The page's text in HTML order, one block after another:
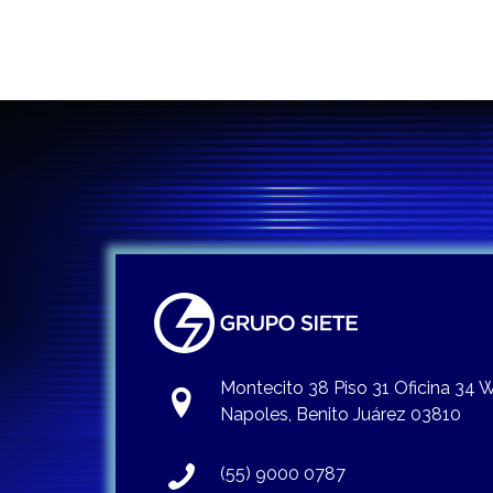
Montecito 38 Piso 31 Oficina 34
Napoles, Benito Juárez 03810
(55) 9000 0787